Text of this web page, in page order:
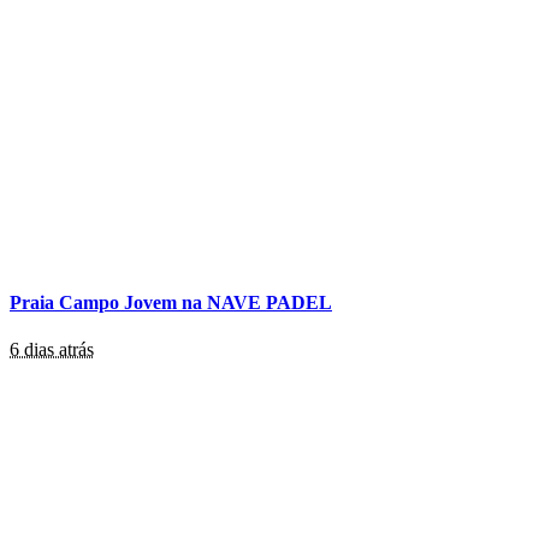
Praia Campo Jovem na NAVE PADEL
6 dias atrás